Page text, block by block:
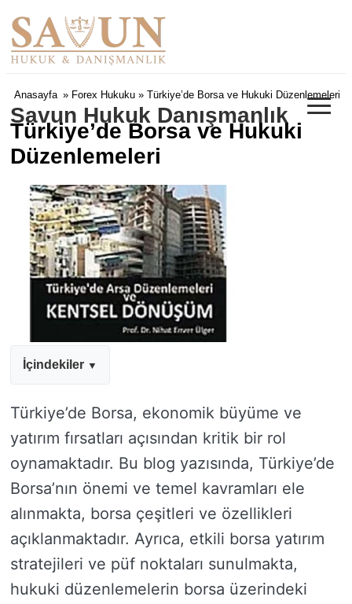
Savun Hukuk Danışmanlık ≡
Anasayfa » Forex Hukuku » Türkiye’de Borsa ve Hukuki Düzenlemeleri
Türkiye’de Borsa ve Hukuki
Düzenlemeleri
İçindekiler
Türkiye’de Borsa, ekonomik büyüme ve
yatırım fırsatları açısından kritik bir rol
oynamaktadır. Bu blog yazısında, Türkiye’de
Borsa’nın önemi ve temel kavramları ele
alınmakta, borsa çeşitleri ve özellikleri
açıklanmaktadır. Ayrıca, etkili borsa yatırım
stratejileri ve püf noktaları sunulmakta,
hukuki düzenlemelerin borsa üzerindeki